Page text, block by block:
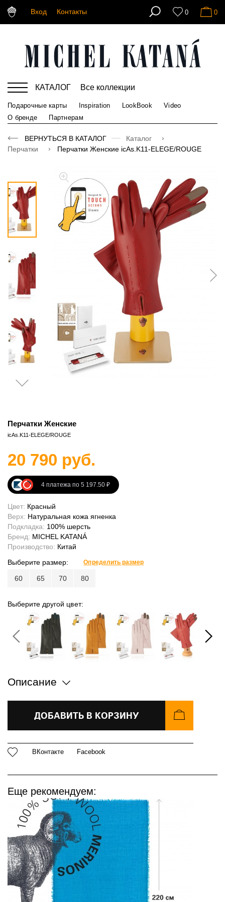
Вход Контакты 0 0
КАТАЛОГ Все коллекции
Подарочные карты Inspiration LookBook
Video
О бренде
Партнерам
ВЕРНУТЬСЯ В КАТАЛОГ
Каталог
Перчатки
Перчатки Женские icAs.K11-ELEGE/ROUGE
Перчатки Женские
icAs.K11-ELEGE/ROUGE
20 790 руб.
4 платежа по 5 197.50 ₽
Цвет: Красный
Верх: Натуральная кожа ягненка
Подкладка: 100% шерсть
Бренд: MICHEL KATANÁ
Производство: Китай
Выберите размер:
Определить размер
60 65 70 80
Выберите другой цвет:
Описание
ДОБАВИТЬ В КОРЗИНУ
ВКонтакте Facebook
Еще рекомендуем: